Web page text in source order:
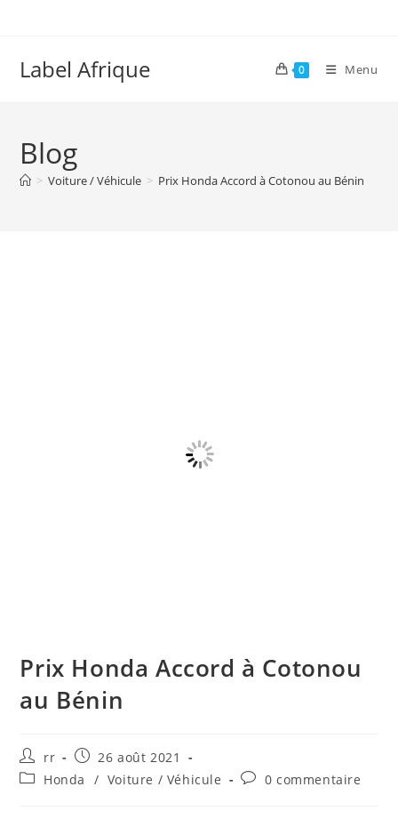
Label Afrique 0 Menu
Blog
> Voiture / Véhicule > Prix Honda Accord à Cotonou au Bénin
Prix Honda Accord à Cotonou
au Bénin
Auteur/autrice
de
rr
Publication
publiée :
26 août 2021
PostHonda / Voiture / Véhicule
Commentaires
0 commentaire